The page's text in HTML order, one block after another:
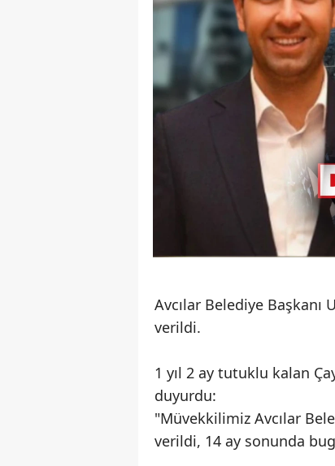
Avcılar Belediye Başkanı
verildi.
1 yıl 2 ay tutuklu kalan
duyurdu:
"Müvekkilimiz Avcılar
verildi, 14 ay sonunda